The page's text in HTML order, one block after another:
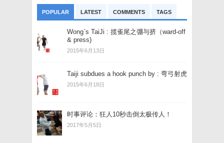
POPULAR LATEST COMMENTS TAGS
Wong`s TaiJi : 揽雀尾之弸与挤（ward-off
& press)
2015年6月13日
Taiji subdues a hook punch by : 弯弓射虎
2015年6月18日
时事评论：狂人10秒击倒太极传人！
2017年5月5日